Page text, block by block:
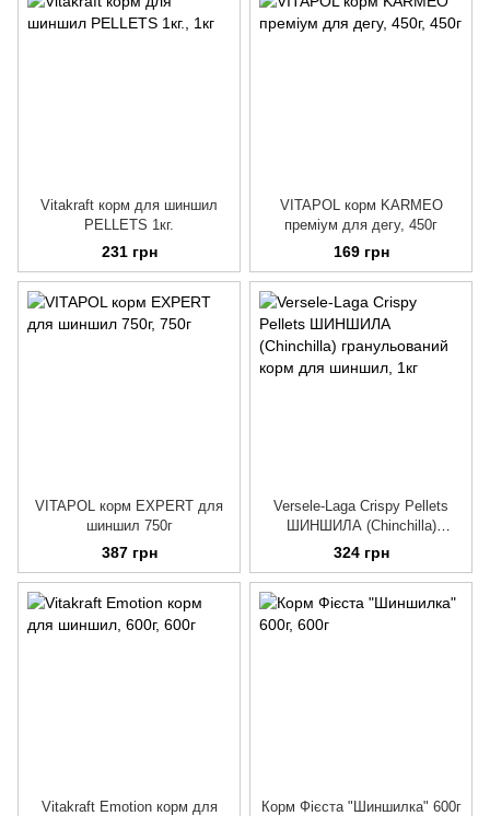
Vitakraft корм для шиншил
PELLETS 1кг.
231 грн
VITAPOL корм KARMEO
преміум для дегу, 450г
169 грн
VITAPOL корм EXPERT для
шиншил 750г
387 грн
Versele-Laga Crispy Pellets
ШИНШИЛА (Chinchilla)
гранульований корм для
шиншил
324 грн
Vitakraft Emotion корм для
Корм Фієста "Шиншилка" 600г